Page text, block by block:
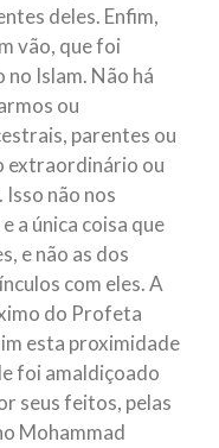
deles. Enfim,
vão, que foi
Islam. Não há
ou
parentes ou
extraordinário ou
não nos
a única coisa que
e não as dos
com eles. A
do Profeta
esta proximidade
foi amaldiçoado
seus feitos, pelas
Mohammad